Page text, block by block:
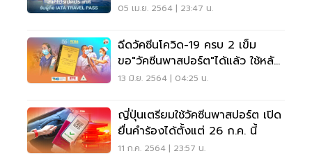
วัคซีน "IATA Travel Pass"
05 เม.ย. 2564 | 23:47 น.
ฉีดวัคซีนโควิด-19 ครบ 2 เข็ม
ขอ"วัคซีนพาสปอร์ต"ได้แล้ว ใช้หลัก
ฐานอะไรบ้าง เช็กที่นี่
13 มิ.ย. 2564 | 04:25 น.
ญี่ปุ่นเตรียมใช้วัคซีนพาสปอร์ต เปิด
ยื่นคำร้องได้ตั้งแต่ 26 ก.ค. นี้
11 ก.ค. 2564 | 23:57 น.